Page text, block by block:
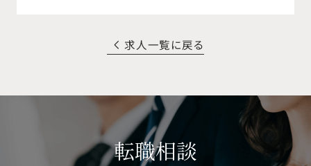
求人一覧に戻る
転職相談